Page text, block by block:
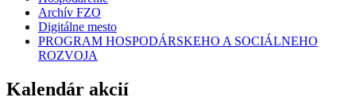
Archív FZO
Digitálne mesto
PROGRAM HOSPODÁRSKEHO A SOCIÁLNEHO
ROZVOJA
Kalendár akcií